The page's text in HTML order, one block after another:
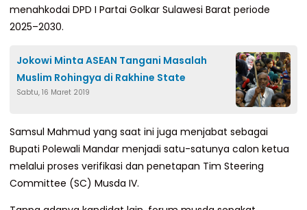
menahkodai DPD I Partai Golkar Sulawesi Barat periode
2025–2030.
Jokowi Minta ASEAN Tangani Masalah
Muslim Rohingya di Rakhine State
Sabtu, 16 Maret 2019
Samsul Mahmud yang saat ini juga menjabat sebagai
Bupati Polewali Mandar menjadi satu-satunya calon ketua
melalui proses verifikasi dan penetapan Tim Steering
Committee (SC) Musda IV.